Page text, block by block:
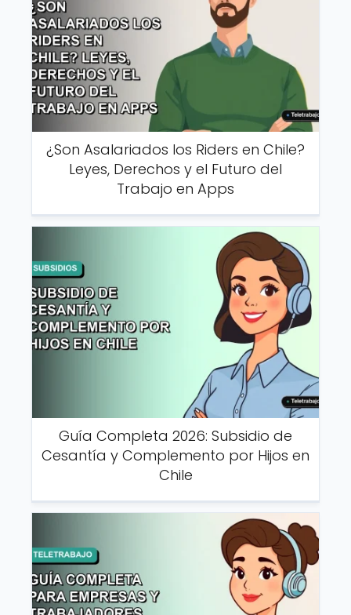
¿Son Asalariados los Riders en Chile?
Leyes, Derechos y el Futuro del
Trabajo en Apps
Guía Completa 2026: Subsidio de
Cesantía y Complemento por Hijos en
Chile